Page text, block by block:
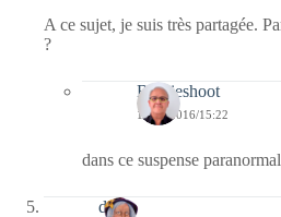
A ce sujet, je suis très partagée.
?
Bernieshoot
12/01/2016/15:22
dans ce suspense
dom